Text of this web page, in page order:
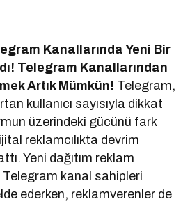
Kanallarında Yeni Bir
Telegram Kanallarından
Artık Mümkün! Telegram,
kullanıcı sayısıyla dikkat
üzerindeki gücünü fark
reklamcılıkta devrim
Yeni dağıtım reklam
kanal sahipleri
ederken, reklamverenler de